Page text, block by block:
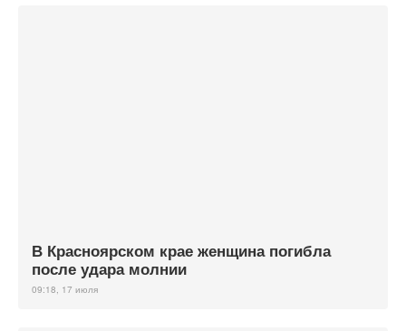
В Красноярском крае женщина погибла
после удара молнии
09:18, 17 июля